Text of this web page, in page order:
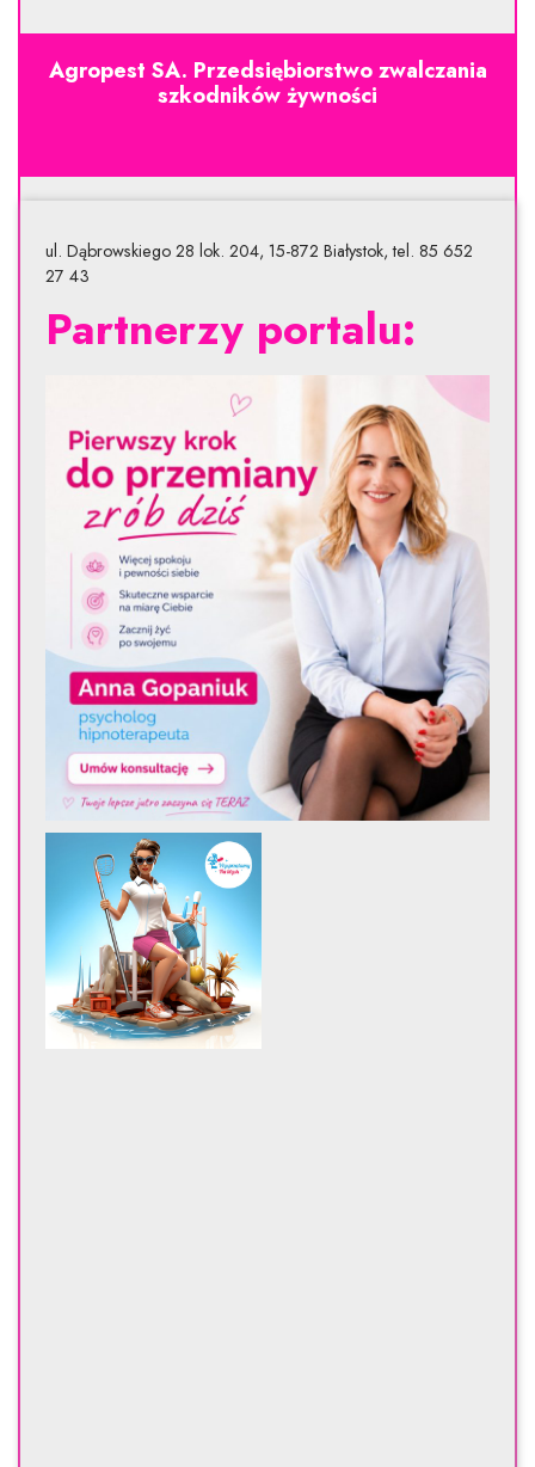
Agropest SA. Przedsiębiorstwo zwalczania
szkodników żywności
ul. Dąbrowskiego 28 lok. 204, 15-872 Białystok, tel. 85 652
27 43
Partnerzy portalu: